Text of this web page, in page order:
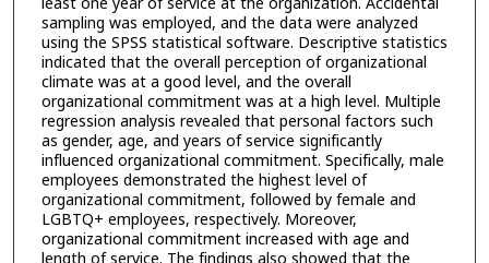
sampling was employed, and the data were analyzed
using the SPSS statistical software. Descriptive statistics
indicated that the overall perception of organizational
climate was at a good level, and the overall
organizational commitment was at a high level. Multiple
regression analysis revealed that personal factors such
as gender, age, and years of service significantly
influenced organizational commitment. Specifically, male
employees demonstrated the highest level of
organizational commitment, followed by female and
LGBTQ+ employees, respectively. Moreover,
organizational commitment increased with age and